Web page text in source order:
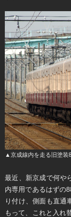
▲京成線内を走る旧塗装
最近、新京成で何や
内専用であるはずの
り付け、側面も直通
もって、これと入れ